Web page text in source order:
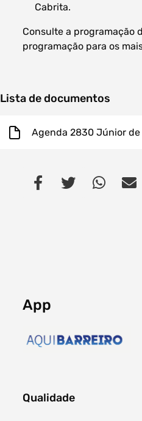
Cabrita.
Consulte a programação
programação para os
Lista de documentos
Agenda 2830 Júnior
App
Qualidade